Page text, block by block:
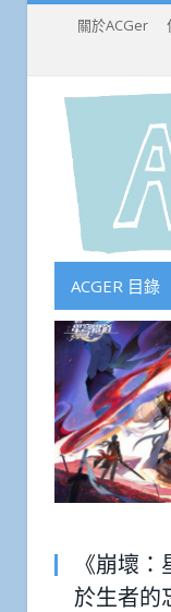
關於ACGer
ACGER 目錄
《崩壞
於生者的